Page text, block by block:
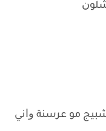
ﺷﺒﻴﺞ ﻣﻮ ﻋﺮﺳﻨﺔ ﻭﺍﻧﻲ